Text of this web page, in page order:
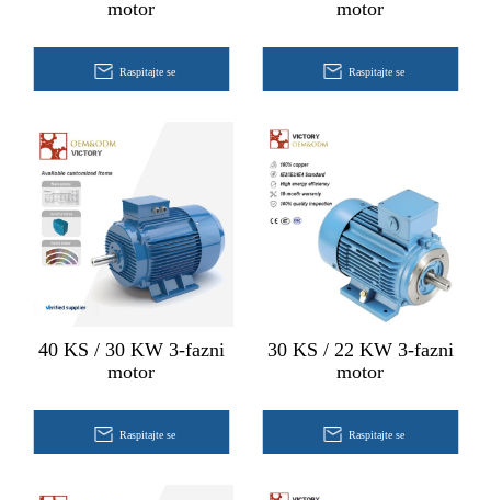
motor
Raspitajte se
motor
Raspitajte se
40 KS / 30 KW 3-fazni
motor
Raspitajte se
30 KS / 22 KW 3-fazni
motor
Raspitajte se